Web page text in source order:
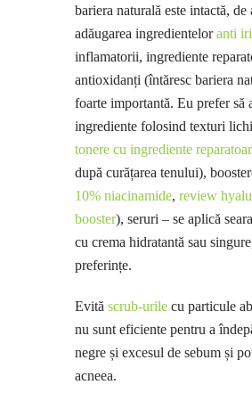
bariera naturală este intactă, de
adăugarea ingredienteloranti
inflamatorii, ingrediente
antioxidanți (întăresc bariera
foarte importantă. Eu prefer să
ingrediente folosind texturi
tonere cu ingrediente
după curățarea tenului),
10% niacinamide, review
booster), seruri – se aplică
cu crema hidratantă sau
preferințe.
Evită scrub-urile cu particule
nu sunt eficiente pentru a
negre și excesul de sebum și
acneea.